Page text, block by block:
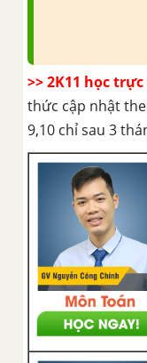
>> 2K11 học
thức cập nhật
9,10 chỉ sau 3